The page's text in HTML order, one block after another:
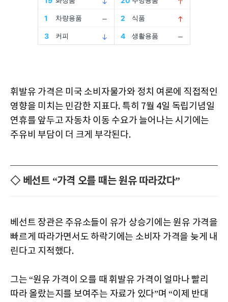
휘발유 가격은 미국 소비자물가와 정치 여론에 직접적인
영향을 미치는 민감한 지표다. 특히 7월 4일 독립기념일
연휴를 앞두고 자동차 이동 수요가 늘어나는 시기에는
주유비 부담이 더 크게 부각된다.
◇ 베선트 “가격 오를 때는 원유 따라갔다”
베선트 장관은 주유소들이 유가 상승기에는 원유 가격을
빠르게 따라가면서도 하락기에는 소비자 가격을 늦게 내
린다고 지적했다.
그는 “원유 가격이 오를 때 휘발유 가격이 얼마나 빨리
따라 올랐는지를 보여주는 자료가 있다”며 “이제 반대